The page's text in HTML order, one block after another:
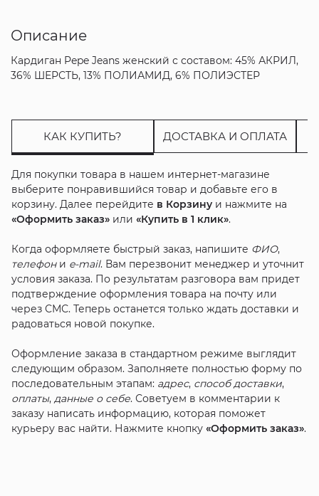
Описание
Кардиган Pepe Jeans женский с составом: 45% АКРИЛ,
36% ШЕРСТЬ, 13% ПОЛИАМИД, 6% ПОЛИЭСТЕР
КАК КУПИТЬ? ДОСТАВКА И ОПЛАТА
Для покупки товара в нашем интернет-магазине
выберите понравившийся товар и добавьте его в
корзину. Далее перейдите в Корзинуи нажмите на
«Оформить заказ»или «Купить в 1 клик».
Когда оформляете быстрый заказ, напишите ФИО,
телефони e-mail. Вам перезвонит менеджер и уточнит
условия заказа. По результатам разговора вам придет
подтверждение оформления товара на почту или
через СМС. Теперь останется только ждать доставки и
радоваться новой покупке.
Оформление заказа в стандартном режиме выглядит
следующим образом. Заполняете полностью форму по
последовательным этапам: адрес, способ доставки,
оплаты, данные о себе. Советуем в комментарии к
заказу написать информацию, которая поможет
курьеру вас найти. Нажмите кнопку «Оформить заказ».